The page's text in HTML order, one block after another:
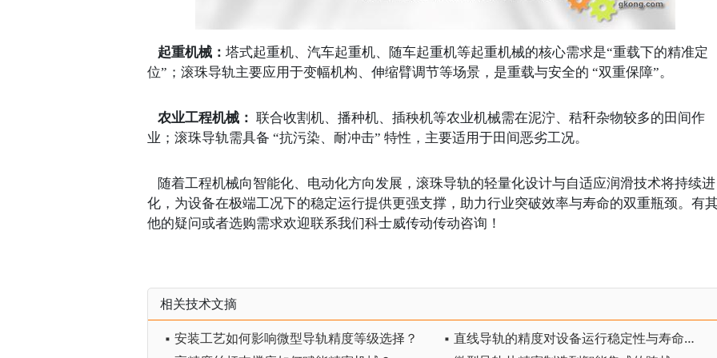
起重机械：塔式起重机、汽车起重机、随车起重机等起重机械的核心需求是“重载下的精准定
位”；滚珠导轨主要应用于变幅机构、伸缩臂调节等场景，是重载与安全的 “双重保障”。
农业工程机械： 联合收割机、播种机、插秧机等农业机械需在泥泞、秸秆杂物较多的田间作
业；滚珠导轨需具备 “抗污染、耐冲击” 特性，主要适用于田间恶劣工况。
随着工程机械向智能化、电动化方向发展，滚珠导轨的轻量化设计与自适应润滑技术将持续进
化，为设备在极端工况下的稳定运行提供更强支撑，助力行业突破效率与寿命的双重瓶颈。有
他的疑问或者选购需求欢迎联系我们科士威传动传动咨询！
相关技术文摘
▪ 安装工艺如何影响微型导轨精度等级选择？
▪ 直线导轨的精度对设备运行稳定性与寿命的影响